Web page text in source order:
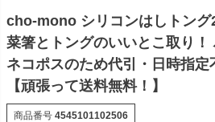
cho-mono シリコンはしトング
菜箸とトングのいいとこ取り！
ネコポスのため代引・日時指定
【頑張って送料無料！】
商品番号 4545101102506